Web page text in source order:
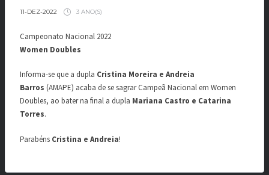
11-DEZ-2022 3 ANO(S)
Campeonato Nacional 2022
Women Doubles
Informa-se que a dupla Cristina Moreira e Andreia
Barros (AMAPE) acaba de se sagrar Campeã Nacional em Women
Doubles, ao bater na final a dupla Mariana Castro e Catarina
Torres.
Parabéns Cristina e Andreia!